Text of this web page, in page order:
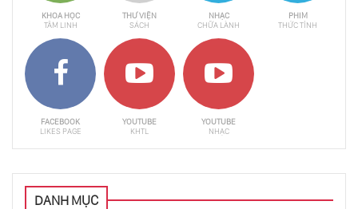
KHOA HỌC
TÂM LINH
THƯ VIỆN
SÁCH
NHẠC
CHỮA LÀNH
PHIM
THỨC TỈNH
FACEBOOK
LIKES PAGE
YOUTUBE
KHTL
YOUTUBE
NHẠC
DANH MỤC